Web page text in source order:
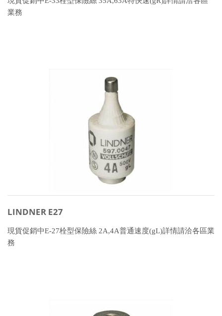
業務
LINDNER E27
現貨促銷中E-27栓型保險絲 2A,4A普通速度(gL)詳情請洽各區業
務